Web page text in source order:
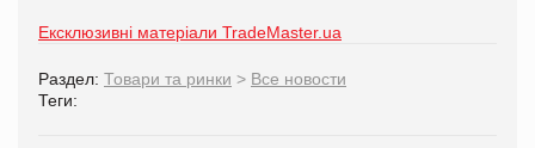
Ексклюзивні матеріали TradeMaster.ua
Раздел: Товари та ринки > Все новости
Теги: